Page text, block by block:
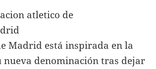
Madrid está inspirada en la
denominación tras dejar